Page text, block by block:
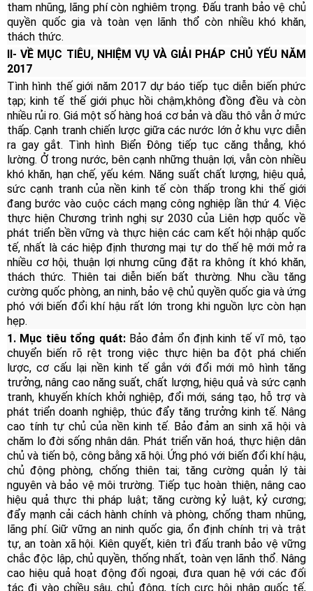
tham nhũng, lãng phí còn nghiêm trọng. Đấu tranh bảo vệ chủ
quyền quốc gia và toàn vẹn lãnh thổ còn nhiều khó khăn,
thách thức.
II- VỀ MỤC TIÊU, NHIỆM VỤ VÀ GIẢI PHÁP CHỦ YẾU NĂM
2017
Tình hình thế giới năm 2017 dự báo tiếp tục diễn biến phức
tạp; kinh tế thế giới phục hồi chậm,không đồng đều và còn
nhiều rủi ro. Giá một số hàng hoá cơ bản và dầu thô vẫn ở mức
thấp. Cạnh tranh chiến lược giữa các nước lớn ở khu vực diễn
ra gay gắt. Tình hình Biển Đông tiếp tục căng thẳng, khó
lường. Ở trong nước, bên cạnh những thuận lợi, vẫn còn nhiều
khó khăn, hạn chế, yếu kém. Năng suất chất lượng, hiệu quả,
sức cạnh tranh của nền kinh tế còn thấp trong khi thế giới
đang bước vào cuộc cách mạng công nghiệp lần thứ 4. Việc
thực hiện Chương trình nghị sự 2030 của Liên hợp quốc về
phát triển bền vững và thực hiện các cam kết hội nhập quốc
tế, nhất là các hiệp định thương mại tự do thế hệ mới mở ra
nhiều cơ hội, thuận lợi nhưng cũng đặt ra không ít khó khăn,
thách thức. Thiên tai diễn biến bất thường. Nhu cầu tăng
cường quốc phòng, an ninh, bảo vệ chủ quyền quốc gia và ứng
phó với biến đổi khí hậu rất lớn trong khi nguồn lực còn hạn
hẹp.
1. Mục tiêu tổng quát:Bảo đảm ổn định kinh tế vĩ mô, tạo
chuyển biến rõ rệt trong việc thực hiện ba đột phá chiến
lược, cơ cấu lại nền kinh tế gắn với đổi mới mô hình tăng
trưởng, nâng cao năng suất, chất lượng, hiệu quả và sức cạnh
tranh, khuyến khích khởi nghiệp, đổi mới, sáng tạo, hỗ trợ và
phát triển doanh nghiệp, thúc đẩy tăng trưởng kinh tế. Nâng
cao tính tự chủ của nền kinh tế. Bảo đảm an sinh xã hội và
chăm lo đời sống nhân dân. Phát triển văn hoá, thực hiện dân
chủ và tiến bộ, công bằng xã hội. Ứng phó với biến đổi khí hậu,
chủ động phòng, chống thiên tai; tăng cường quản lý tài
nguyên và bảo vệ môi trường. Tiếp tục hoàn thiện, nâng cao
hiệu quả thực thi pháp luật; tăng cường kỷ luật, kỷ cương;
đẩy mạnh cải cách hành chính và phòng, chống tham nhũng,
lãng phí. Giữ vững an ninh quốc gia, ổn định chính trị và trật
tự, an toàn xã hội. Kiên quyết, kiên trì đấu tranh bảo vệ vững
chắc độc lập, chủ quyền, thống nhất, toàn vẹn lãnh thổ. Nâng
cao hiệu quả hoạt động đối ngoại, đưa quan hệ với các đối
tác đi vào chiều sâu, chủ động, tích cực hội nhập quốc tế,